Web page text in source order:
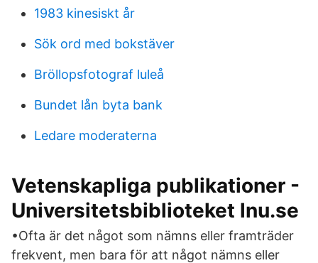
1983 kinesiskt år
Sök ord med bokstäver
Bröllopsfotograf luleå
Bundet lån byta bank
Ledare moderaterna
Vetenskapliga publikationer -
Universitetsbiblioteket lnu.se
•Ofta är det något som nämns eller framträder
frekvent, men bara för att något nämns eller